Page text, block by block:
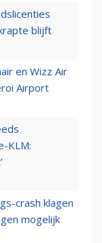
blijft
en Wizz Air
Airport
KLM:
crash klagen
mogelijk